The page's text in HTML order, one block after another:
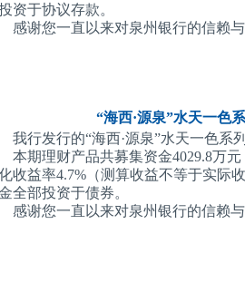
资于协议存款。
感谢您一直以来对泉州银行的信赖
“海西·源泉”水天一色
我行发行的“海西·源泉”水天一色系
本期理财产品共募集资金4029.8万
收益率4.7%（测算收益不等于实际
全部投资于债券。
感谢您一直以来对泉州银行的信赖